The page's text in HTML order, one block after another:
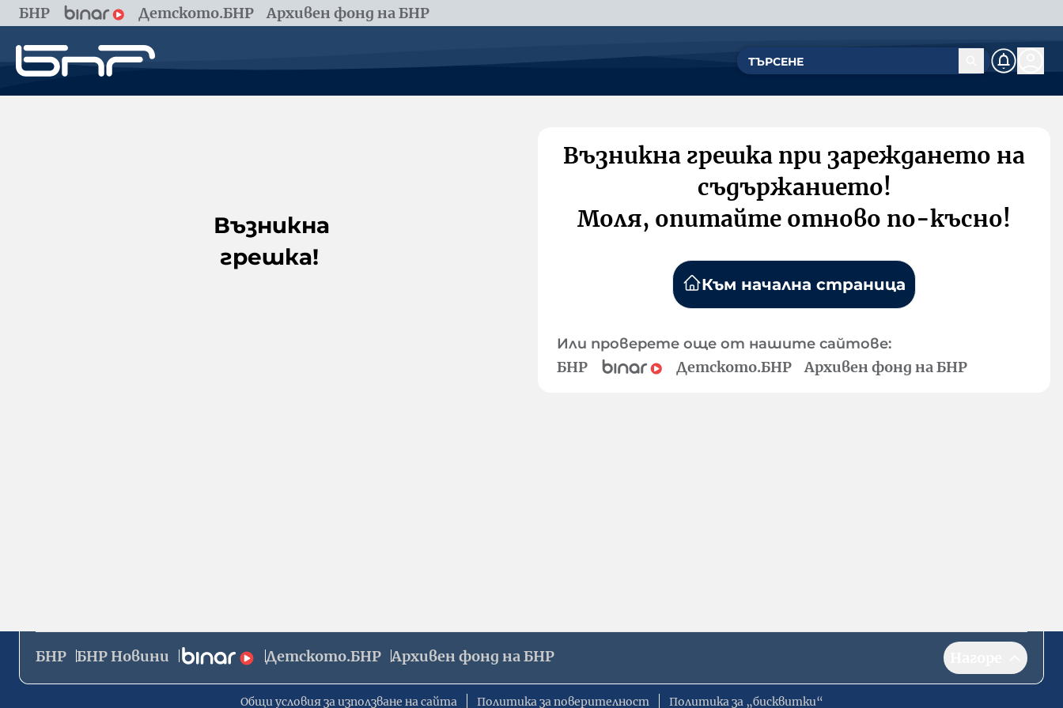
БНР Детското.БНР Архивен фонд на БНР
Възникна
грешка!
Възникна грешка при зареждането на
съдържанието!
Моля, опитайте отново по-късно!
Към начална страница
Или проверете още от нашите сайтове:
БНР Детското.БНР Архивен фонд на БНР
БНР БНР Новини Детското.БНР Архивен фонд на БНР
Общи условия за използване на сайта Политика за поверителност Политика за „бисквитки“